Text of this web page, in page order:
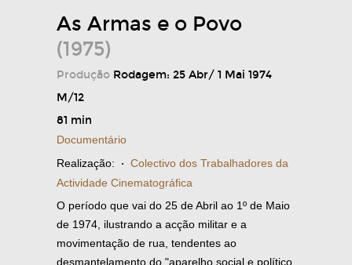
As Armas e o Povo
(1975)
Produção Rodagem: 25 Abr/ 1 Mai 1974
M/12
81 min
Documentário
Realização: · Colectivo dos Trabalhadores da
Actividade Cinematográfica
O período que vai do 25 de Abril ao 1º de Maio
de 1974, ilustrando a acção militar e a
movimentação de rua, tendentes ao
desmantelamento do "aparelho social e político